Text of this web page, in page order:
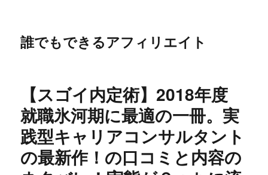
誰でもできるアフィリエイト
【スゴイ内定術】2018年度
就職氷河期に最適の一冊。実
践型キャリアコンサルタント
の最新作！の口コミと内容の